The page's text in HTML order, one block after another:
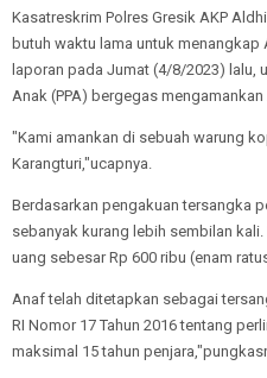
Kasatreskrim Polres Gresik AKP
butuh waktu lama untuk
laporan pada Jumat (4/8/2023) lalu,
Anak (PPA) bergegas
"Kami amankan di sebuah warung
Karangturi,"ucapnya.
Berdasarkan pengakuan tersangka
sebanyak kurang lebih sembilan
uang sebesar Rp 600 ribu (enam
Anaf telah ditetapkan sebagai
RI Nomor 17 Tahun 2016 tentang
maksimal 15 tahun